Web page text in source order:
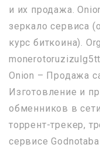
и их продажа.
зеркало сервиса
курс биткоина).
Onion – Продажа
Изготовление и
обменников в
торрент-трекер,
сервисе